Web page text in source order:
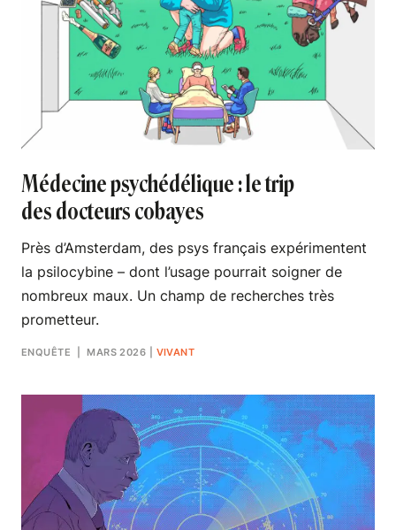
Médecine psychédélique : le trip
des docteurs cobayes
Près d’Amsterdam, des psys français expérimentent
la psilocybine – dont l’usage pourrait soigner de
nombreux maux. Un champ de recherches très
prometteur.
ENQUÊTE | MARS 2026 VIVANT